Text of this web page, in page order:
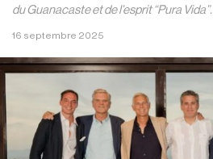
du Guanacaste et de l’esprit “Pura Vida”.
16 septembre 2025